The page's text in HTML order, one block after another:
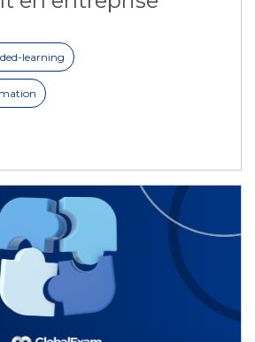
learning